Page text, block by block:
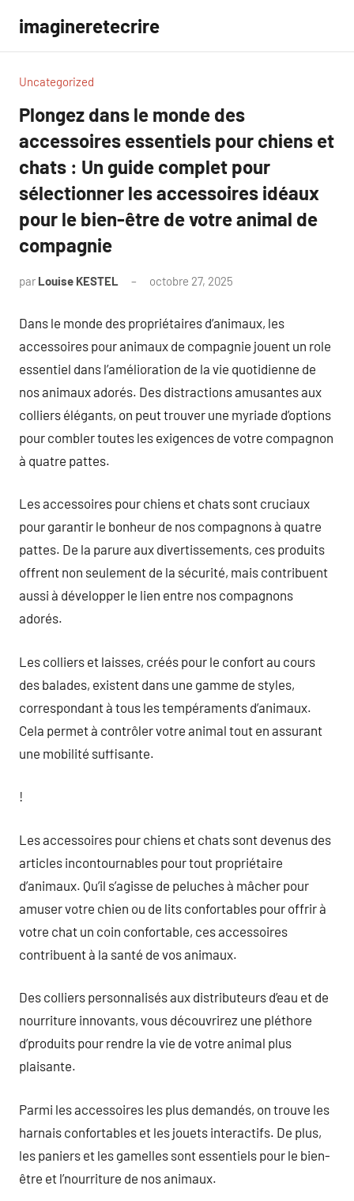
contenu
imagineretecrire
Uncategorized
Plongez dans le monde des
accessoires essentiels pour chiens et
chats : Un guide complet pour
sélectionner les accessoires idéaux
pour le bien-être de votre animal de
compagnie
par Louise KESTEL octobre 27, 2025
Dans le monde des propriétaires d’animaux, les
accessoires pour animaux de compagnie jouent un role
essentiel dans l’amélioration de la vie quotidienne de
nos animaux adorés. Des distractions amusantes aux
colliers élégants, on peut trouver une myriade d’options
pour combler toutes les exigences de votre compagnon
à quatre pattes.
Les accessoires pour chiens et chats sont cruciaux
pour garantir le bonheur de nos compagnons à quatre
pattes. De la parure aux divertissements, ces produits
offrent non seulement de la sécurité, mais contribuent
aussi à développer le lien entre nos compagnons
adorés.
Les colliers et laisses, créés pour le confort au cours
des balades, existent dans une gamme de styles,
correspondant à tous les tempéraments d’animaux.
Cela permet à contrôler votre animal tout en assurant
une mobilité suffisante.
!
Les accessoires pour chiens et chats sont devenus des
articles incontournables pour tout propriétaire
d’animaux. Qu’il s’agisse de peluches à mâcher pour
amuser votre chien ou de lits confortables pour offrir à
votre chat un coin confortable, ces accessoires
contribuent à la santé de vos animaux.
Des colliers personnalisés aux distributeurs d’eau et de
nourriture innovants, vous découvrirez une pléthore
d’produits pour rendre la vie de votre animal plus
plaisante.
Parmi les accessoires les plus demandés, on trouve les
harnais confortables et les jouets interactifs. De plus,
les paniers et les gamelles sont essentiels pour le bien-
être et l’nourriture de nos animaux.